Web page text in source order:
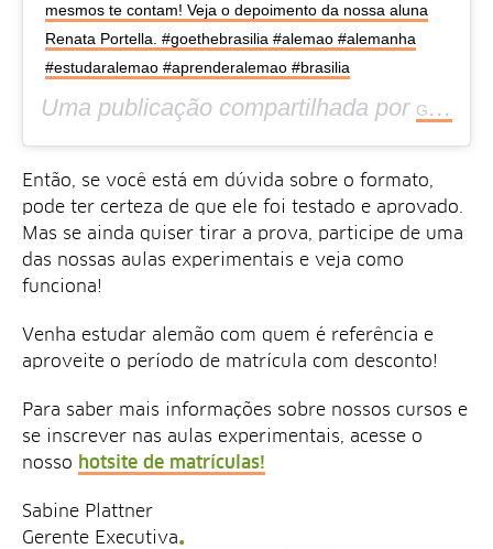
mesmos te contam! Veja o depoimento da nossa aluna
Renata Portella. #goethebrasilia #alemao #alemanha
#estudaralemao #aprenderalemao #brasilia
Uma publicação compartilhada por Goethe Brasília
Então, se você está em dúvida sobre o formato,
pode ter certeza de que ele foi testado e aprovado.
Mas se ainda quiser tirar a prova, participe de uma
das nossas aulas experimentais e veja como
funciona!
Venha estudar alemão com quem é referência e
aproveite o período de matrícula com desconto!
Para saber mais informações sobre nossos cursos e
se inscrever nas aulas experimentais, acesse o
nosso hotsite de matrículas!
Sabine Plattner
Gerente Executiva